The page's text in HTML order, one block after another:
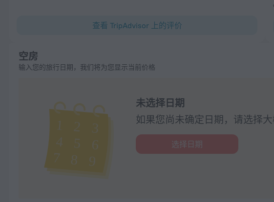
查看 TripAdvisor 上的评价
空房
输入您的旅行日期，我们将为您显示当前价格
未选择日期
如果您尚未确定日期，请选择
选择日期